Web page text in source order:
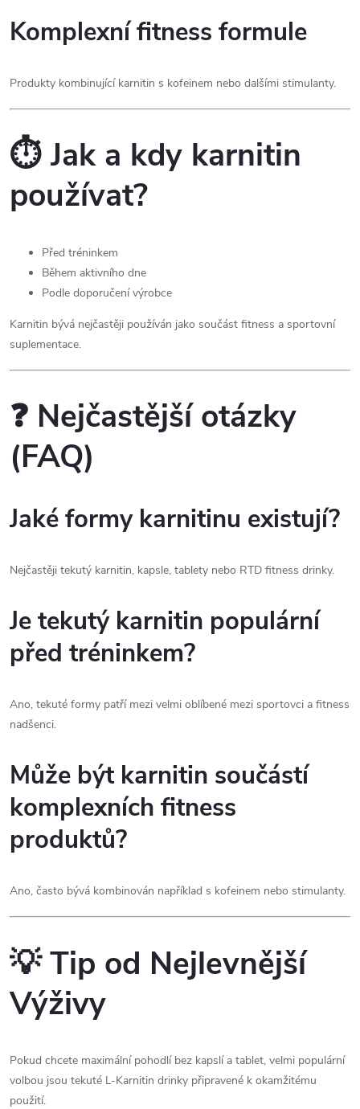
Komplexní fitness formule
Produkty kombinující karnitin s kofeinem nebo dalšími stimulanty.
⏱️ Jak a kdy karnitin
používat?
Před tréninkem
Během aktivního dne
Podle doporučení výrobce
Karnitin bývá nejčastěji používán jako součást fitness a sportovní
suplementace.
❓ Nejčastější otázky
(FAQ)
Jaké formy karnitinu existují?
Nejčastěji tekutý karnitin, kapsle, tablety nebo RTD fitness drinky.
Je tekutý karnitin populární
před tréninkem?
Ano, tekuté formy patří mezi velmi oblíbené mezi sportovci a fitness
nadšenci.
Může být karnitin součástí
komplexních fitness
produktů?
Ano, často bývá kombinován například s kofeinem nebo stimulanty.
💡 Tip od Nejlevnější
Výživy
Pokud chcete maximální pohodlí bez kapslí a tablet, velmi populární
volbou jsou tekuté L-Karnitin drinky připravené k okamžitému
použití.